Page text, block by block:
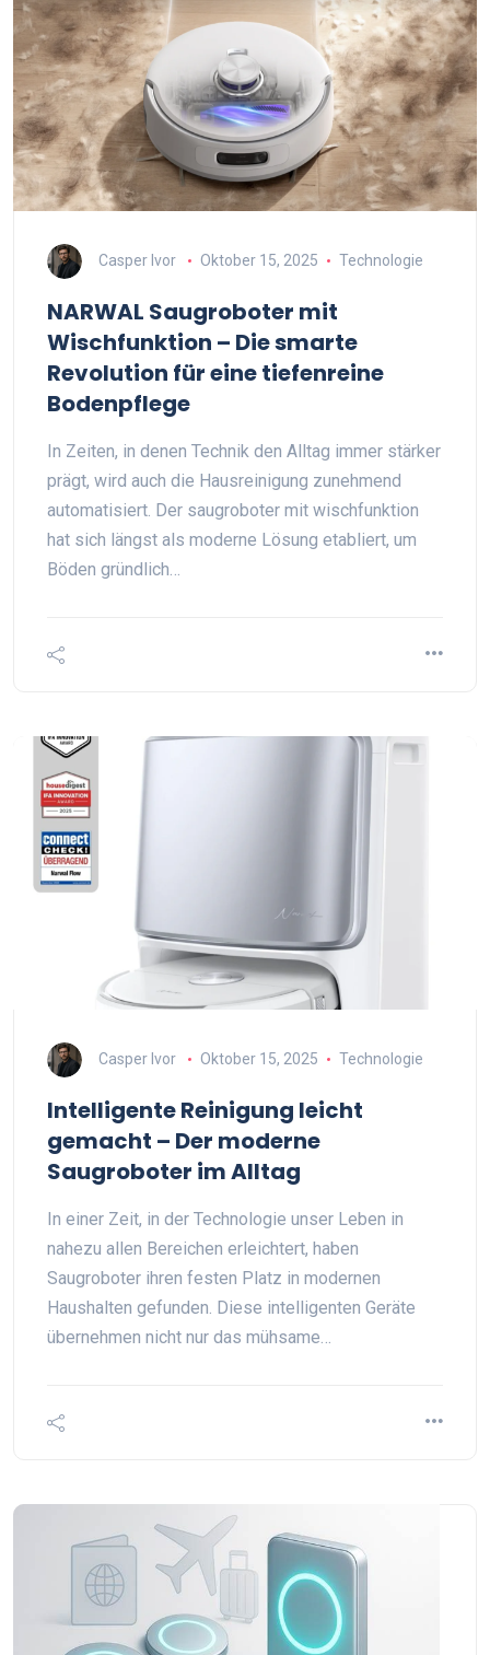
Casper Ivor Oktober 15, 2025 Technologie
NARWAL Saugroboter mit
Wischfunktion – Die smarte
Revolution für eine tiefenreine
Bodenpflege
In Zeiten, in denen Technik den Alltag immer stärker
prägt, wird auch die Hausreinigung zunehmend
automatisiert. Der saugroboter mit wischfunktion
hat sich längst als moderne Lösung etabliert, um
Böden gründlich…
Casper Ivor Oktober 15, 2025 Technologie
Intelligente Reinigung leicht
gemacht – Der moderne
Saugroboter im Alltag
In einer Zeit, in der Technologie unser Leben in
nahezu allen Bereichen erleichtert, haben
Saugroboter ihren festen Platz in modernen
Haushalten gefunden. Diese intelligenten Geräte
übernehmen nicht nur das mühsame…